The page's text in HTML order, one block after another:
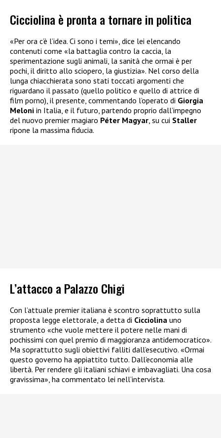
Cicciolina è pronta a tornare in politica
«Per ora c’è l’idea. Ci sono i temi», dice lei elencando
contenuti come «la battaglia contro la caccia, la
sperimentazione sugli animali, la sanità che ormai è per
pochi, il diritto allo sciopero, la giustizia». Nel corso della
lunga chiacchierata sono stati toccati argomenti che
riguardano il passato (quello politico e quello di attrice di
film porno), il presente, commentando l’operato di Giorgia
Meloni in Italia, e il futuro, partendo proprio dall’impegno
del nuovo premier magiaro Péter Magyar , su cui Staller
ripone la massima fiducia.
L’attacco a Palazzo Chigi
Con l’attuale premier italiana è scontro soprattutto sulla
proposta legge elettorale, a detta di Cicciolina uno
strumento «che vuole mettere il potere nelle mani di
pochissimi con quel premio di maggioranza antidemocratico».
Ma soprattutto sugli obiettivi falliti dall’esecutivo. «Ormai
questo governo ha appiattito tutto. Dall’economia alle
libertà. Per rendere gli italiani schiavi e imbavagliati. Una cosa
gravissima», ha commentato lei nell’intervista.